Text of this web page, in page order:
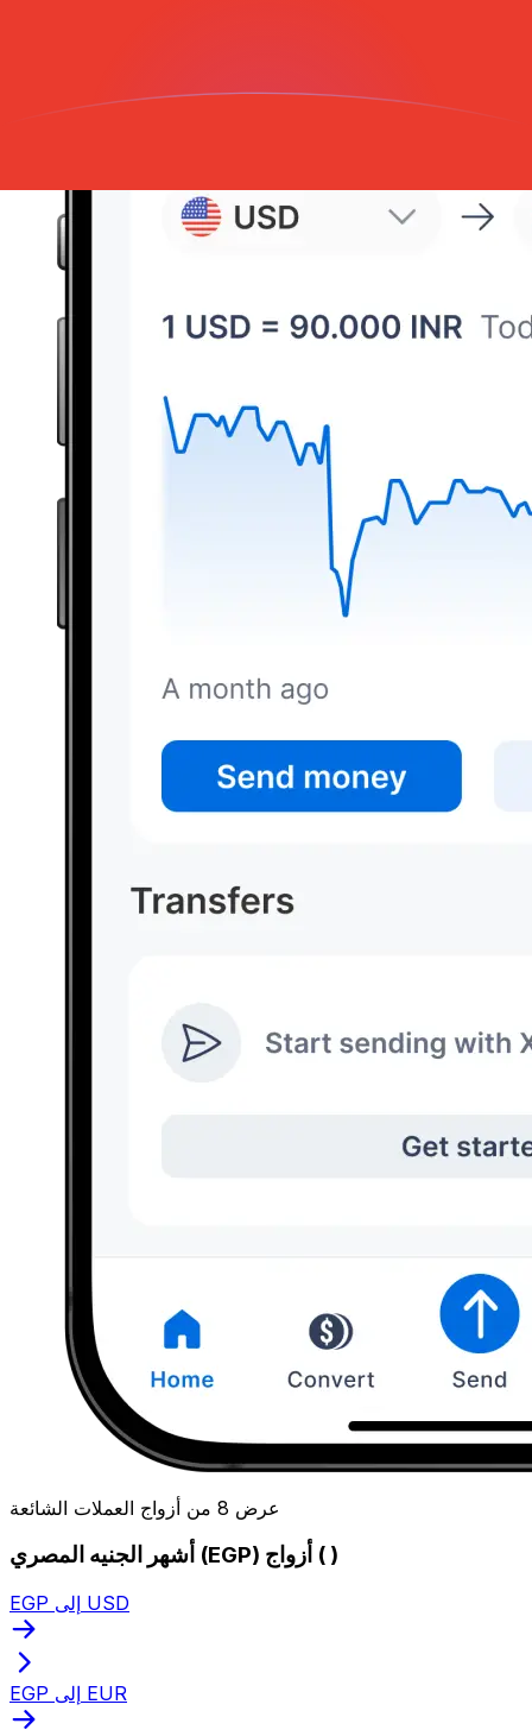
عرض 8 من أزواج العملات الشائعة
أشهر الجنيه المصري (EGP) أزواج ( )
EGP إلى USD
EGP إلى EUR